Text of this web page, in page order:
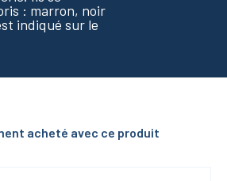
: marron, noir
indiqué sur le
acheté avec ce produit